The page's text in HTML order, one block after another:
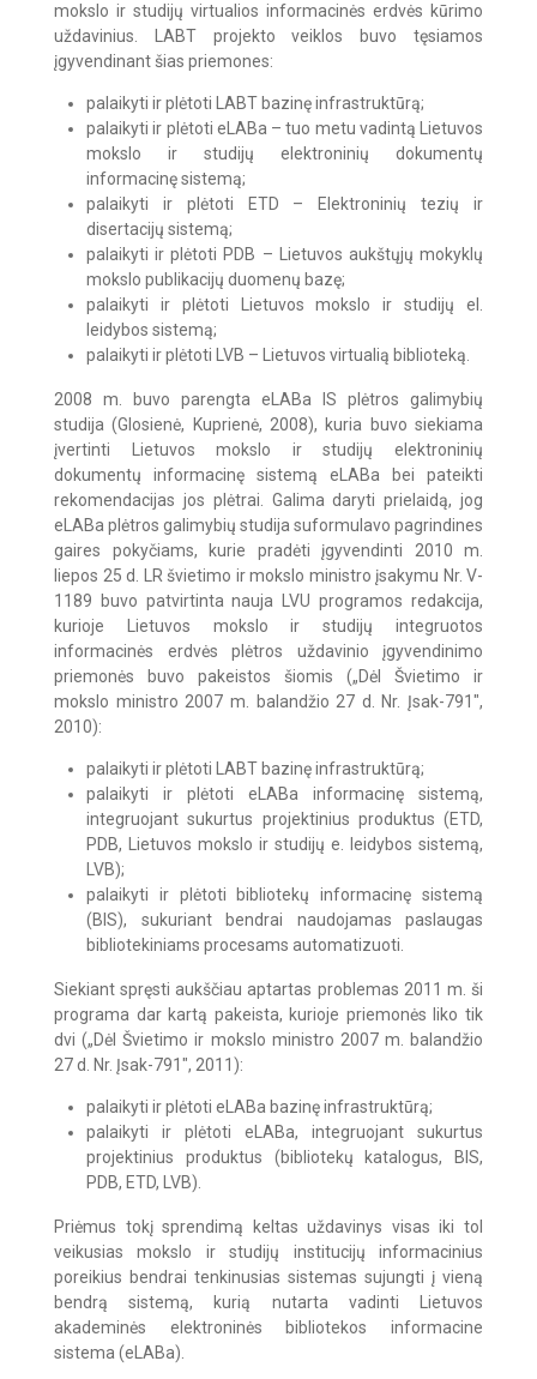
mokslo ir studijų virtualios informacinės erdvės kūrimo
uždavinius. LABT projekto veiklos buvo tęsiamos
įgyvendinant šias priemones:
palaikyti ir plėtoti LABT bazinę infrastruktūrą;
palaikyti ir plėtoti eLABa – tuo metu vadintą Lietuvos
mokslo ir studijų elektroninių dokumentų
informacinę sistemą;
palaikyti ir plėtoti ETD – Elektroninių tezių ir
disertacijų sistemą;
palaikyti ir plėtoti PDB – Lietuvos aukštųjų mokyklų
mokslo publikacijų duomenų bazę;
palaikyti ir plėtoti Lietuvos mokslo ir studijų el.
leidybos sistemą;
palaikyti ir plėtoti LVB – Lietuvos virtualią biblioteką.
2008 m. buvo parengta eLABa IS plėtros galimybių
studija (Glosienė, Kuprienė, 2008), kuria buvo siekiama
įvertinti Lietuvos mokslo ir studijų elektroninių
dokumentų informacinę sistemą eLABa bei pateikti
rekomendacijas jos plėtrai. Galima daryti prielaidą, jog
eLABa plėtros galimybių studija suformulavo pagrindines
gaires pokyčiams, kurie pradėti įgyvendinti 2010 m.
liepos 25 d. LR švietimo ir mokslo ministro įsakymu Nr. V-
1189 buvo patvirtinta nauja LVU programos redakcija,
kurioje Lietuvos mokslo ir studijų integruotos
informacinės erdvės plėtros uždavinio įgyvendinimo
priemonės buvo pakeistos šiomis („Dėl Švietimo ir
mokslo ministro 2007 m. balandžio 27 d. Nr. Įsak-791",
2010):
palaikyti ir plėtoti LABT bazinę infrastruktūrą;
palaikyti ir plėtoti eLABa informacinę sistemą,
integruojant sukurtus projektinius produktus (ETD,
PDB, Lietuvos mokslo ir studijų e. leidybos sistemą,
LVB);
palaikyti ir plėtoti bibliotekų informacinę sistemą
(BIS), sukuriant bendrai naudojamas paslaugas
bibliotekiniams procesams automatizuoti.
Siekiant spręsti aukščiau aptartas problemas 2011 m. ši
programa dar kartą pakeista, kurioje priemonės liko tik
dvi („Dėl Švietimo ir mokslo ministro 2007 m. balandžio
27 d. Nr. Įsak-791", 2011):
palaikyti ir plėtoti eLABa bazinę infrastruktūrą;
palaikyti ir plėtoti eLABa, integruojant sukurtus
projektinius produktus (bibliotekų katalogus, BIS,
PDB, ETD, LVB).
Priėmus tokį sprendimą keltas uždavinys visas iki tol
veikusias mokslo ir studijų institucijų informacinius
poreikius bendrai tenkinusias sistemas sujungti į vieną
bendrą sistemą, kurią nutarta vadinti Lietuvos
akademinės elektroninės bibliotekos informacine
sistema (eLABa).